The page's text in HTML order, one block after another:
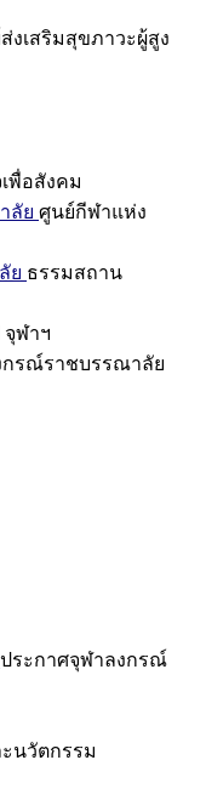
งเสริมสุขภาวะผู้สูง
พื่อสังคม
ลัย ศูนย์กีฬาแห่ง
ย ธรรมสถาน
จุฬาฯ
กรณ์ราชบรรณาลัย
ประกาศจุฬาลงกรณ์
นวัตกรรม